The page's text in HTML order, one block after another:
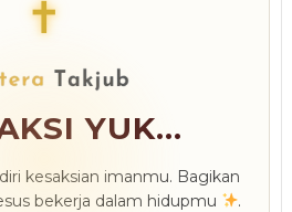
✝
YUK...
kesaksian imanmu. Bagikan
bekerja dalam hidupmu
.